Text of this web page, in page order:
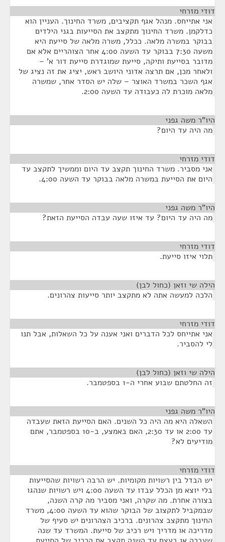
דודי מזרחי
אני אתייחס. מנהל אגף תקציבים, משרד החינוך. העניין הוא
כדלקמן. משרד החינוך מתקצב את הסייעות בגני הילדים
בבוקר במשרה מלאה. ככלל, משרה מלאה של סייעת היא
משעה 7:30 בבוקר עד השעה 4:00 אחר הצוהריים אלא אם
מדובר בסייעת ותיקה, סייעת שמוגדרת סייעת דור א' –
ולאחר מכן, אם תרצה אדוני היושב ראש, יציג את זה נציג של
אגף השכר במשרד האוצר – שלה יש הסדר אחר, שמשרה
מלאה מוכרת לה כעבודה עד השעה 2:00.
היו"ר משה גפני
מה היה עד היום?
דודי מזרחי
אני מסביר. משרד החינוך תקצב עד היום וממשיך לתקצב עד
היום את הסייעת במשרה מלאה בבוקר עד השעה 4:00.
היו"ר משה גפני
מה היה עד היום? עד איזו שעה עבדה הסייעת הזאת?
דודי מזרחי
תלוי איזו סייעת.
הילה שי וזאן (כחול לבן)
הלכה למעשה אתה לא מתקצב יותר סייעות צהרונים.
דודי מזרחי
אני אתייחס לכל הדברים ואני אענה על כל השאלות, אבל תנו
לי להסביר.
הילה שי וזאן (כחול לבן)
זה החלטתם שבוע אחרי ה-1 בספטמבר.
היו"ר משה גפני
השאלה היא מה היה כל השנים. האם הסייעת הזאת שעבדה
עד 2:00 או עד 2:30, האם באמצע, ב-10 בספטמבר, אתם
מודיעים לא?
דודי מזרחי
יש הבדל בין רשויות מקומיות. יש הרבה רשויות שהסייעות
בלי יוצא מן הכלל עבדו עד השעה 4:00 ויש רשויות שנהגו
בצורה אחרת. מה שקרה, ואני מסביר מה קרה השנה,
שבמקביל לתקצוב של הבוקר שהוא עד השעה 4:00, משרד
החינוך מתקצב צהרונים. ברכיב הצהרונים יש סעיף של
מדריכה או מדריך ויש רכיב של סייעת. המשרד עד שנה